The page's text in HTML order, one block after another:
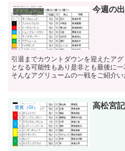
アグリューム 今週の
引退までカウントダウンを迎えたア
となる可能性もあり是非とも最後に
そんなアグリュームの一戦をご紹介い
重賞（GI） 高松宮